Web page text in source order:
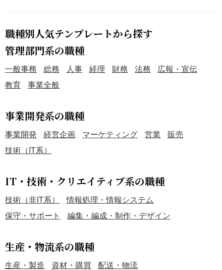
職種別人気テンプレートから探す
管理部門系の職種
一般事務 総務 人事 経理 財務 法務
広報・宣伝
教育
事業全般
事業開発系の職種
事業開発 経営企画 マーケティング 営業
販売
技術（IT系）
IT・技術・クリエイティブ系の職種
技術（非IT系）
情報処理・情報システム
保守・サポート
編集・編成・制作・デザイン
生産・物流系の職種
生産・製造 資材・購買 配送・物流